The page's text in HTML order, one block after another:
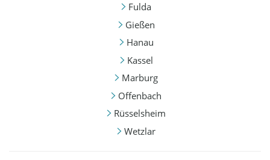
Fulda
Gießen
Hanau
Kassel
Marburg
Offenbach
Rüsselsheim
Wetzlar